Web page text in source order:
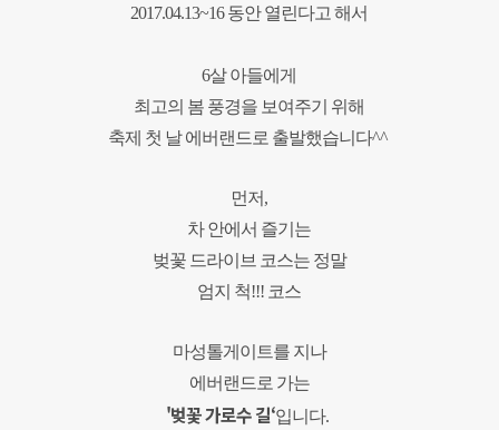
2017.04.13~16동안열린다고 해서
6살 아들에게
최고의 봄 풍경을 보여주기 위해
축제 첫 날 에버랜드로 출발했습니다^^
먼저,
차 안에서 즐기는
벚꽃 드라이브 코스는 정말
엄지 척!!! 코스
마성톨게이트를 지나
에버랜드로 가는
'벚꽃 가로수 길‘입니다.